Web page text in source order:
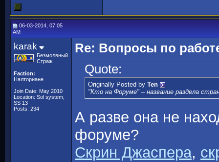
06-03-2014, 07:05
AM
karak
Безмолвный
Страж
Faction:
Налториане
Join Date: May 2010
Location: Sol system,
SS 13
Posts: 234
Re: Вопросы по
Quote:
Originally Posted by Ten
"Кто на Форуме" – название раздела
А разве она не
форуме?
Скрин Джаспера,